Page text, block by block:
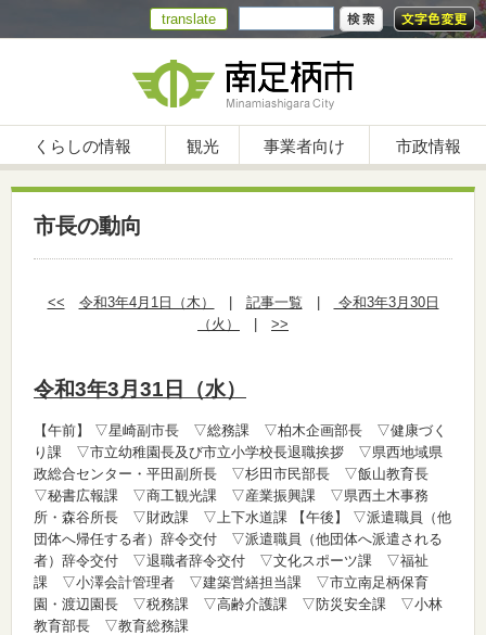
translate
くらしの情報 観光 事業者向け 市政情報
市長の動向
<< 令和3年4月1日（木） 記事一覧
令和3年3月30日
（火）
>>
令和3年3月31日（水）
【午前】
▽星崎副市長 ▽総務課 ▽柏木企画部長 ▽健康づく
り課 ▽市立幼稚園長及び市立小学校長退職挨拶 ▽県西地域県
政総合センター・平田副所長 ▽杉田市民部長 ▽飯山教育長
▽秘書広報課 ▽商工観光課 ▽産業振興課 ▽県西土木事務
所・森谷所長 ▽財政課 ▽上下水道課 【午後】
▽派遣職員（他
団体へ帰任する者）辞令交付 ▽派遣職員（他団体へ派遣される
者）辞令交付 ▽退職者辞令交付 ▽文化スポーツ課 ▽福祉
課 ▽小澤会計管理者 ▽建築営繕担当課 ▽市立南足柄保育
園・渡辺園長 ▽税務課 ▽高齢介護課 ▽防災安全課 ▽小林
教育部長 ▽教育総務課